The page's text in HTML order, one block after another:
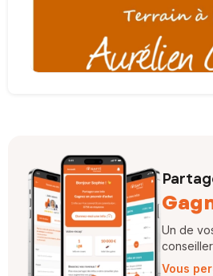
Un de
Vous